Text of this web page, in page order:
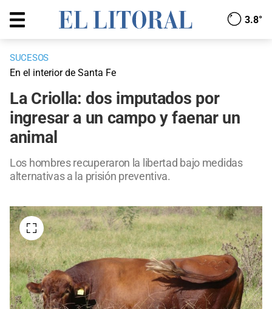
3.8°
SUCESOS
En el interior de Santa Fe
La Criolla: dos imputados por
ingresar a un campo y faenar un
animal
Los hombres recuperaron la libertad bajo medidas
alternativas a la prisión preventiva.